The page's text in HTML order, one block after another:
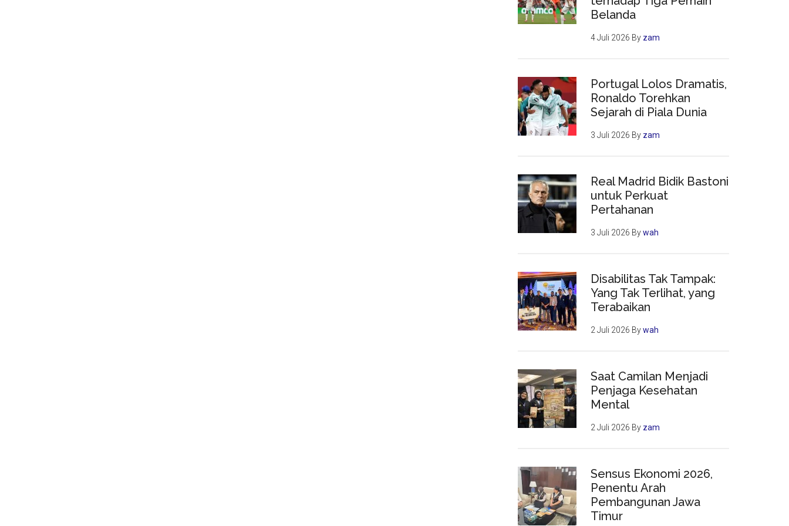
Belanda
4 Juli 2026 By zam
Portugal Lolos Dramatis,
Ronaldo Torehkan
Sejarah di Piala Dunia
3 Juli 2026 By zam
Real Madrid Bidik Bastoni
untuk Perkuat
Pertahanan
3 Juli 2026 Bywah
Disabilitas Tak Tampak:
Yang Tak Terlihat, yang
Terabaikan
2 Juli 2026 Bywah
Saat Camilan Menjadi
Penjaga Kesehatan
Mental
2 Juli 2026 By zam
Sensus Ekonomi 2026,
Penentu Arah
Pembangunan Jawa
Timur